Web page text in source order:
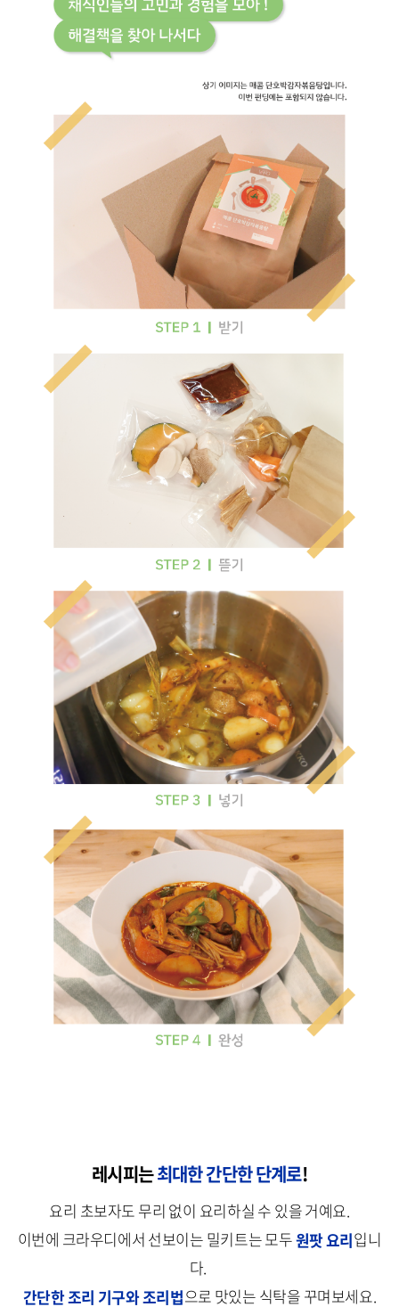
레시피는최대한 간단한 단계로!
요리 초보자도 무리 없이 요리하실 수 있을 거예요.
이번에 크라우디에서 선보이는 밀키트는 모두원팟 요리입니
다.
간단한 조리 기구와 조리법으로 맛있는 식탁을 꾸며보세요.